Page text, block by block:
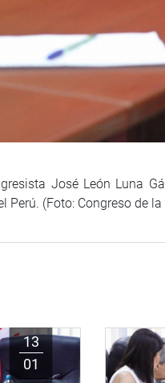
José León Luna
(Foto: Congreso de
13
01